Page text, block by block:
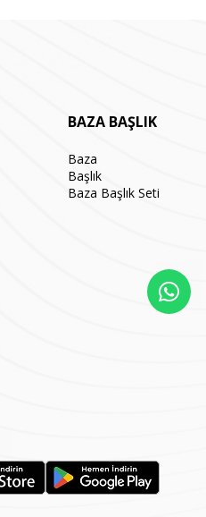
BAZA BAŞLIK
Baza
Başlık
Baza Başlık Seti